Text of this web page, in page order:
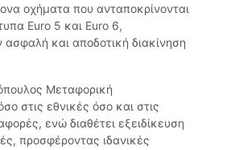
οχήματα που ανταποκρίνονται
Euro 5 και Euro 6,
και αποδοτική διακίνηση
Μεταφορική
στις εθνικές όσο και στις
ενώ διαθέτει εξειδίκευση
προσφέροντας ιδανικές